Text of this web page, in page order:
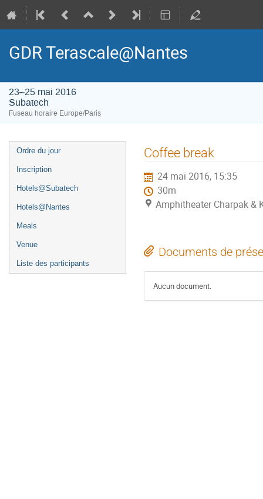
GDR Terascale@Nantes
23–25 mai 2016
Subatech
Fuseau horaire Europe/Paris
Menu
de
Ordre du jour
Inscription
Hotels@Subatech
Hotels@Nantes
Meals
Venue
Liste des participants
Coffee break
24 mai 2016, 15:35
30m
Amphitheater Charpak &
Documents de
Aucun document.